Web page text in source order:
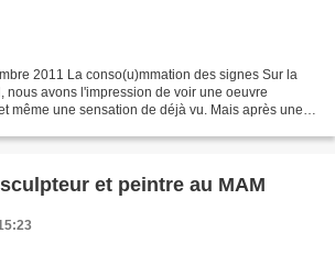
2011 La conso(u)mmation des signes Sur la
nous avons l'impression de voir une oeuvre
même une sensation de déjà vu. Mais après une
et peintre au MAM